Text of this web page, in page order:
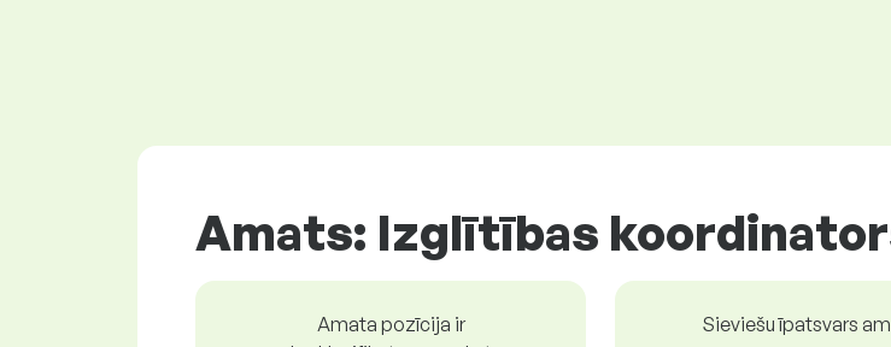
Amats: Izglītības
Amata pozīcija ir
Sieviešu īpatsvars